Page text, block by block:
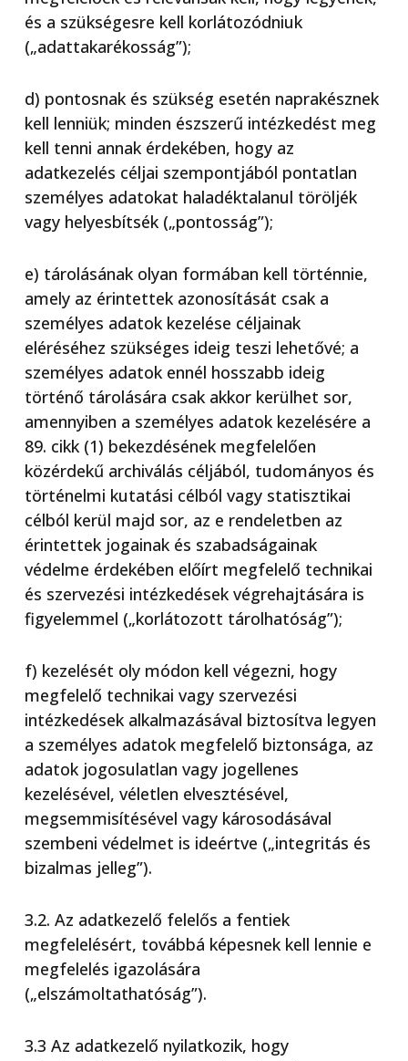
és a szükségesre kell korlátozódniuk
(„adattakarékosság”);
d) pontosnak és szükség esetén naprakésznek
kell lenniük; minden észszerű intézkedést meg
kell tenni annak érdekében, hogy az
adatkezelés céljai szempontjából pontatlan
személyes adatokat haladéktalanul töröljék
vagy helyesbítsék („pontosság”);
e) tárolásának olyan formában kell történnie,
amely az érintettek azonosítását csak a
személyes adatok kezelése céljainak
eléréséhez szükséges ideig teszi lehetővé; a
személyes adatok ennél hosszabb ideig
történő tárolására csak akkor kerülhet sor,
amennyiben a személyes adatok kezelésére a
89. cikk (1) bekezdésének megfelelően
közérdekű archiválás céljából, tudományos és
történelmi kutatási célból vagy statisztikai
célból kerül majd sor, az e rendeletben az
érintettek jogainak és szabadságainak
védelme érdekében előírt megfelelő technikai
és szervezési intézkedések végrehajtására is
figyelemmel („korlátozott tárolhatóság”);
f) kezelését oly módon kell végezni, hogy
megfelelő technikai vagy szervezési
intézkedések alkalmazásával biztosítva legyen
a személyes adatok megfelelő biztonsága, az
adatok jogosulatlan vagy jogellenes
kezelésével, véletlen elvesztésével,
megsemmisítésével vagy károsodásával
szembeni védelmet is ideértve („integritás és
bizalmas jelleg”).
3.2. Az adatkezelő felelős a fentiek
megfelelésért, továbbá képesnek kell lennie e
megfelelés igazolására
(„elszámoltathatóság”).
3.3 Az adatkezelő nyilatkozik, hogy